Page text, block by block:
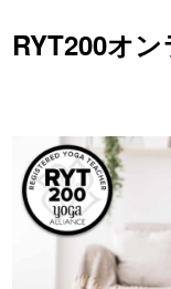
RYT200オ